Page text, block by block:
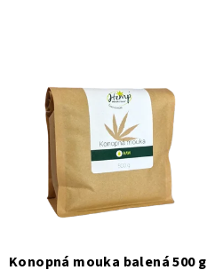
Konopná mouka balená 500 g